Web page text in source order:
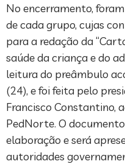
No encerramento,
de cada grupo, cujas
para a redação da
saúde da criança e do
leitura do preâmbulo
(24), e foi feita pelo
Francisco Constantino,
PedNorte. O
elaboração e será
autoridades